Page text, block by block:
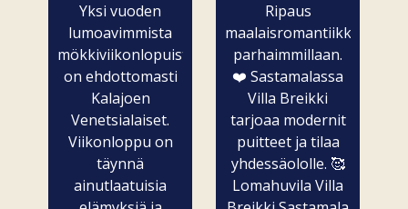
Yksi vuoden
lumoavimmista
mökkiviikonlopuista
on ehdottomasti
Kalajoen
Venetsialaiset.
Viikonloppu on
täynnä
ainutlaatuisia
Ripaus
maalaisromantiikkaa
parhaimmillaan.
❤️ Sastamalassa
Villa Breikki
tarjoaa modernit
puitteet ja tilaa
yhdessäololle. 🥰
Lomahuvila Villa